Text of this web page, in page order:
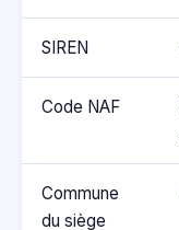
SIREN
Code NAF
Commune
du siège